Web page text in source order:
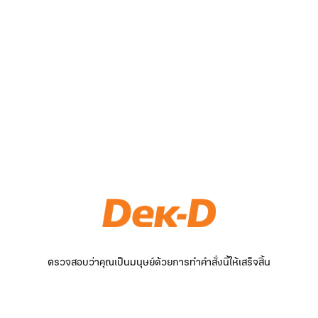
ตรวจสอบว่าคุณเป็นมนุษย์ด้วยการทำคำสั่งนี้ให้เสร็จสิ้น